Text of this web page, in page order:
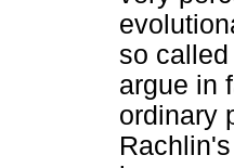
so
argue in
ordinary